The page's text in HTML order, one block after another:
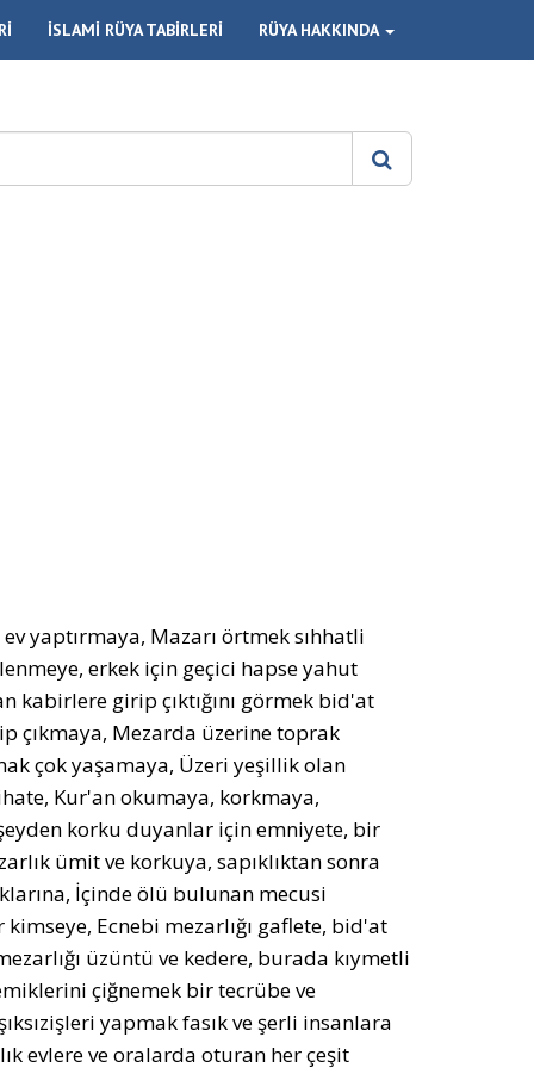
İSLAMİ RÜYA TABİRLERİ RÜYA HAKKINDA
yaptırmaya, Mazarı örtmek sıhhatli
erkek için geçici hapse yahut
kabirlere girip çıktığını görmek bid'at
çıkmaya, Mezarda üzerine toprak
çok yaşamaya, Üzeri yeşillik olan
Kur'an okumaya, korkmaya,
korku duyanlar için emniyete, bir
ümit ve korkuya, sapıklıktan sonra
İçinde ölü bulunan mecusi
Ecnebi mezarlığı gaflete, bid'at
üzüntü ve kedere, burada kıymetli
çiğnemek bir tecrübe ve
yapmak fasık ve şerli insanlara
evlere ve oralarda oturan her çeşit